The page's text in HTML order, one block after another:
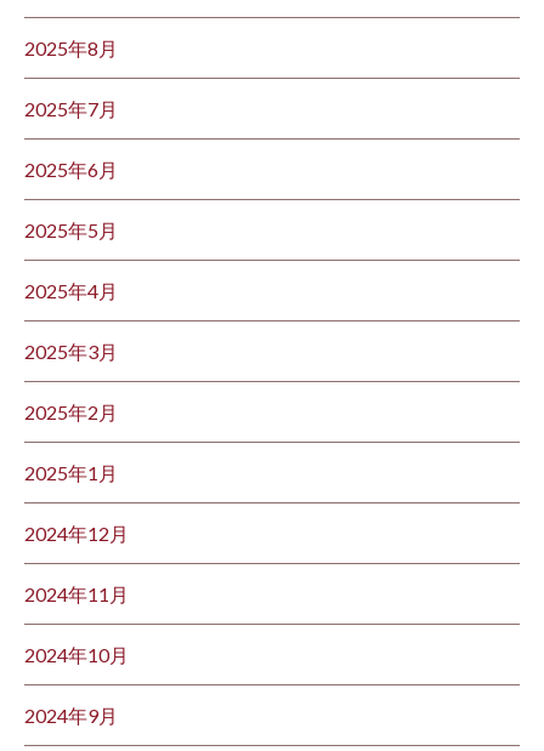
2025年8月
2025年7月
2025年6月
2025年5月
2025年4月
2025年3月
2025年2月
2025年1月
2024年12月
2024年11月
2024年10月
2024年9月